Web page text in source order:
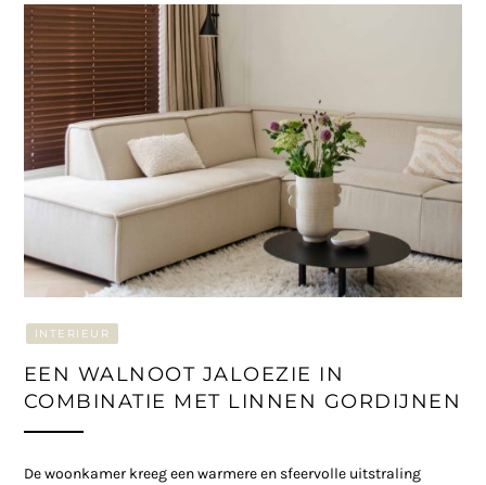
INTERIEUR
EEN WALNOOT JALOEZIE IN
COMBINATIE MET LINNEN GORDIJNEN
De woonkamer kreeg een warmere en sfeervolle uitstraling